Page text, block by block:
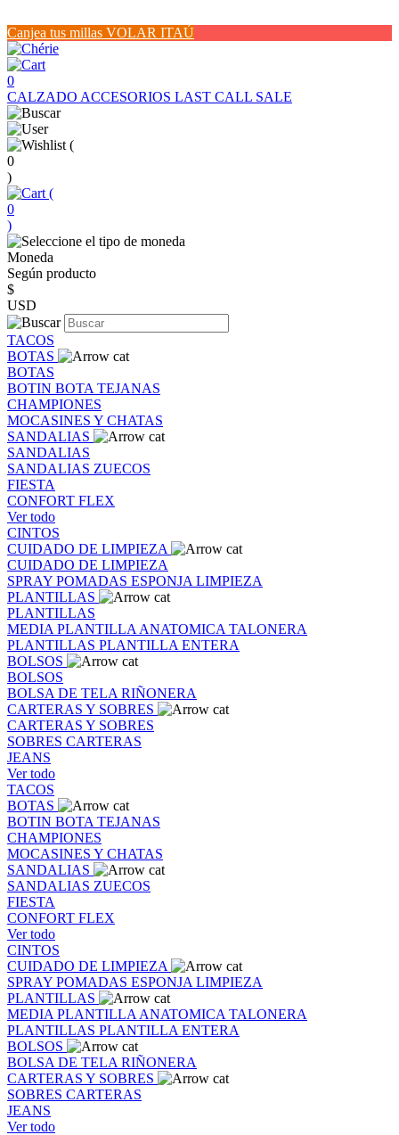
Canjea tus millas VOLAR ITAÚ
0
CALZADO ACCESORIOS LAST CALL SALE
(
0
)
(
0
)
Moneda
Según producto
$
USD
TACOS
BOTAS
BOTAS
BOTIN BOTA TEJANAS
CHAMPIONES
MOCASINES Y CHATAS
SANDALIAS
SANDALIAS
SANDALIAS ZUECOS
FIESTA
CONFORT FLEX
Ver todo
CINTOS
CUIDADO DE LIMPIEZA
CUIDADO DE LIMPIEZA
SPRAY POMADAS ESPONJA LIMPIEZA
PLANTILLAS
PLANTILLAS
MEDIA PLANTILLA ANATOMICA TALONERA
PLANTILLAS PLANTILLA ENTERA
BOLSOS
BOLSOS
BOLSA DE TELA RIÑONERA
CARTERAS Y SOBRES
CARTERAS Y SOBRES
SOBRES CARTERAS
JEANS
Ver todo
TACOS
BOTAS
BOTIN BOTA TEJANAS
CHAMPIONES
MOCASINES Y CHATAS
SANDALIAS
SANDALIAS ZUECOS
FIESTA
CONFORT FLEX
Ver todo
CINTOS
CUIDADO DE LIMPIEZA
SPRAY POMADAS ESPONJA LIMPIEZA
PLANTILLAS
MEDIA PLANTILLA ANATOMICA TALONERA
PLANTILLAS PLANTILLA ENTERA
BOLSOS
BOLSA DE TELA RIÑONERA
CARTERAS Y SOBRES
SOBRES CARTERAS
JEANS
Ver todo